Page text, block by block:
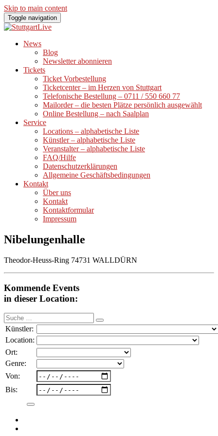
Skip to main content
Toggle navigation
News
Blog
Newsletter abonnieren
Tickets
Ticket Vorbestellung
Ticketcenter – im Herzen von Stuttgart
Telefonische Bestellung – 0711 / 550 660 77
Mailorder – die besten Plätze persönlich ausgewählt
Online Bestellung – nach Saalplan
Service
Locations – alphabetische Liste
Künstler – alphabetische Liste
Veranstalter – alphabetische Liste
FAQ/Hilfe
Datenschutzerklärungen
Allgemeine Geschäftsbedingungen
Kontakt
Über uns
Kontakt
Kontaktformular
Impressum
Nibelungenhalle
Theodor-Heuss-Ring 74731 WALLDÜRN
Kommende Events
in dieser Location:
Suche
nach:
Künstler:
Location:
Ort:
Genre:
Von:
Bis: